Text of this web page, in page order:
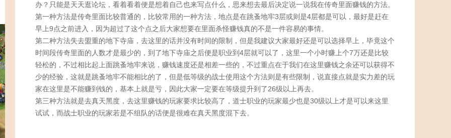
办？只能是天天逛论坛，看着看着便是想着自己也来写点什么，思来想去最后决定说一说我在传奇里面赚钱的方法。
第一种方法是传奇里面比较普通的，比较常用的一种方法，地点是在跳蚤地牢3层或则是4层都是可以，最好是赶在
早上9点之前进入，因为超过了这个点之后大家想要在里面杀怪赚钱真的不是一件容易的事情。
第二种方法失去盟重的地下寺庙，去这里的话并没有时间的限制，但是我建议大家最好还是可以选择早上，毕竟这个
时间段传奇里面的人数才是最少的，到了地下寺庙之后便是职业到4层就可以了，这里一个小时赚上个7万还是比较
轻松的，不过相比起上面跳蚤地牢来说，赚钱速度还是相差一些的，不过重点在于我们在这里赚钱之余还可以获得不
少的经验，这就是跳蚤地牢不能相比的了，但是低等级的战士使用这个方法则是有些限制，说直接点就是实力差的玩
家在这里是不能赚到钱的，基本上就是亏，因此大家一定要在等级提升到了26级以上再去。
第三种方法就是去真天黑度，去这里赚钱的玩家要求比较高了，道士职业的玩家最少也是30级以上才是可以来这里
试试，而战士职业的玩家若是不组队的话便是很难在真天黑度混下去。